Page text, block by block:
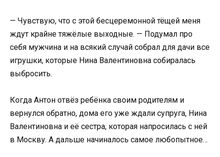
— Чувствую, что с этой бесцеремонной тёщей меня
ждут крайне тяжёлые выходные. — Подумал про
себя мужчина и на всякий случай собрал для дачи все
игрушки, которые Нина Валентиновна собиралась
выбросить.
Когда Антон отвёз ребёнка своим родителям и
вернулся обратно, дома его уже ждали супруга, Нина
Валентиновна и её сестра, которая напросилась с ней
в Москву. А дальше начиналось самое любопытное…